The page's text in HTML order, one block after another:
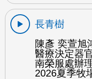
長青樹
陳彥 奕萱旭
醫療決定器
南榮服處辦
2026夏季牧